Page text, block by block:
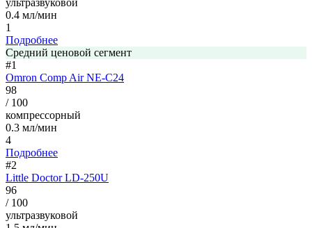
0.4 мл/мин
1
Подробнее
Средний ценовой сегмент
#1
Omron Comp Air NE-C24
98
/ 100
компрессорный
0.3 мл/мин
4
Подробнее
#2
Little Doctor LD-250U
96
/ 100
ультразвуковой